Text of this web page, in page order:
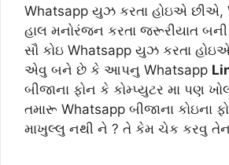
Whatsapp યુઝ કરતા હોઇએ છીએ,
હાલ મનોરંજન કરતા જરૂરીયાત બની
સૌ કોઇ Whatsapp યુઝ કરતા
એવુ બને છે કે આપનુ Whatsapp
બીજાના ફોન કે કોમ્પ્યુટર મા પણ
તમારૂ Whatsapp બીજાના કોઇના
માખુલ્લુ નથી ને ? તે કેમ ચેક કરવુ